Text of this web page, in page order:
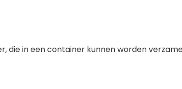
in een container kunnen worden